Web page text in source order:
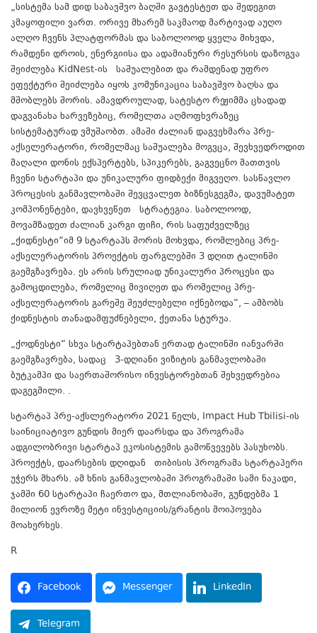
„სისტემა სამ დიდ საბავშვო ბაღში გავტესტეთ და შედეგით
კმაყოფილი ვართ. ორივე მხარემ საკმაოდ მარტივად აუღო
ალღო ჩვენს პლატფორმას და საბოლოოდ ყველა მიხვდა,
რამდენი დროის, ენერგიისა და ადამიანური რესურსის დაზოგვა
შეიძლება KidNest-ის საშუალებით და რამდენად უფრო
ეფექტური შეიძლება იყოს კომუნიკაცია საბავშვო ბაღსა და
მშობლებს შორის. ამავდროულად, სატესტო რეჟიმმა ცხადად
დაგვანახა ხარვეზებიც, რომელთა აღმოფხვრაზეც
სისტემატურად ვმუშაობთ. ამაში ძალიან დაგვეხმარა პრე-
აქსელერატორი, რომელმაც საშუალება მოგვცა, შევხვედროდით
მაღალი დონის ექსპერტებს, სპიკერებს, გაგვეცნო მათთვის
ჩვენი სტარტაპი და უნიკალური ფიდბექი მიგვეღო. სასწავლო
პროცესის განმავლობაში შევცვალეთ ბიზნესგეგმა, დავუმატეთ
კომპონენტები, დავხვეწეთ სტრატეგია. საბოლოოდ,
მოვამზადეთ ძალიან კარგი ფიჩი, რის საფუძველზეც
„ქიდნესტი“იმ 9 სტარტაპს შორის მოხვდა, რომლებიც პრე-
აქსელერატორის პროექტის ფარგლებში 3 დღით ტალინში
გაემგზავრება. ეს არის სრულიად უნიკალური პროცესი და
გამოცდილება, რომელიც მივიღეთ და რომელიც პრე-
აქსელერატორის გარეშე შეუძლებელი იქნებოდა“, – ამბობს
ქიდნესტის თანადამფუძნებელი, ქეთანა სტურუა.
„ქოდნესტი“ სხვა სტარტაპებთან ერთად ტალინში იანვარში
გაემგზავრება, სადაც 3-დღიანი ვიზიტის განმავლობაში
ბუტკამპი და საერთაშორისო ინვესტორებთან შეხვედრებია
დაგეგმილი. .
სტარტაპ პრე-აქსლერატორი 2021 წელს, Impact Hub Tbilisi-ის
საინიციატივო გუნდის მიერ დაარსდა და პროგრამა
ადგილობრივი სტარტაპ ეკოსისტემის გამოწვევებს პასუხობს.
პროექტს, დაარსების დღიდან თიბისის პროგრამა სტარტაპერი
უჭერს მხარს. ამ ხნის განმავლობაში პროგრამაში სამი ნაკადი,
ჯამში 60 სტარტაპი ჩაერთო და, მთლიანობაში, გუნდებმა 1
მილიონ ევროზე მეტი ინვესტიციის/გრანტის მოიპოვება
მოახერხეს.
R
Facebook Messenger LinkedIn
Telegram